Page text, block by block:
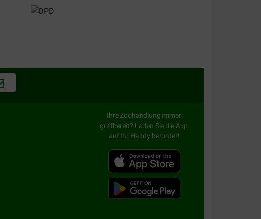
Qualität:
Ihre Zoohandlung immer
griffbereit? Laden Sie die App
auf Ihr Handy herunter!